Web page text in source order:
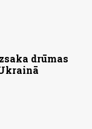
drūmas